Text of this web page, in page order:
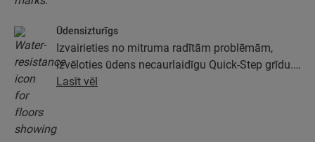
Ūdensizturīgs
Izvairieties no mitruma radītām problēmām,
izvēloties ūdens necaurlaidīgu Quick-Step grīdu.
Šīs grīdas ne tikai izskatās īpaši eleganti un
Lasīt vēl